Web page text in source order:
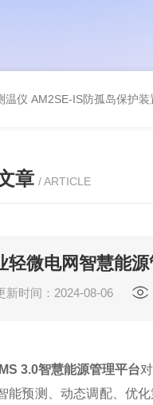
温仪 AM2SE-IS防孤岛保护装
章 / ARTICLE
轻微电网智慧能
新时间：2024-08-06
3.0智慧能源管理平台
能预测、动态调配、优